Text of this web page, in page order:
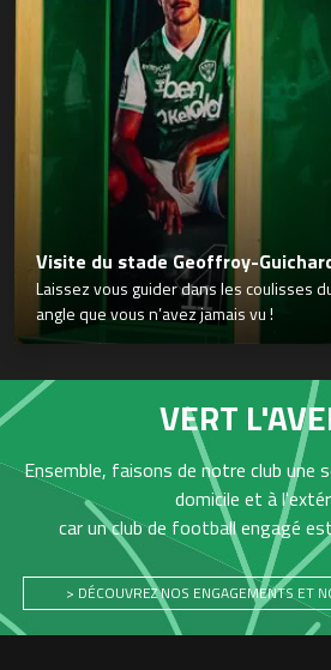
Visite du stade Geoffroy-
Laissez vous guider dans les coulisses
angle que vous n’avez jamais vu !
VERT
Ensemble, faisons de notre club une
domicile et à
car un club de football engagé
> DÉCOUVREZ NOS ENGAGEMENTS ET